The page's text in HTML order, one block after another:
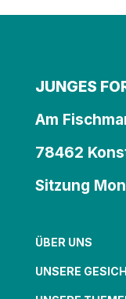
JUNGES
Am
78462
Sitzung
ÜBER UNS
UNSERE